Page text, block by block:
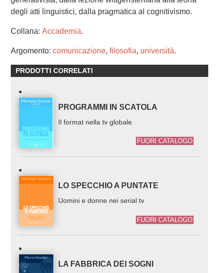
degli atti linguistici, dalla pragmatica al cognitivismo.
Collana: Accademia.
Argomento: comunicazione, filosofia, università.
PRODOTTI CORRELATI
PROGRAMMI IN SCATOLA
Il format nella tv globale
FUORI CATALOGO
LO SPECCHIO A PUNTATE
Uomini e donne nei serial tv
FUORI CATALOGO
LA FABBRICA DEI SOGNI